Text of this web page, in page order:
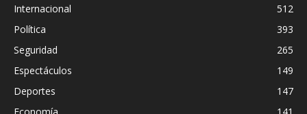
Internacional
512
Política
393
Seguridad
265
Espectáculos
149
Deportes
147